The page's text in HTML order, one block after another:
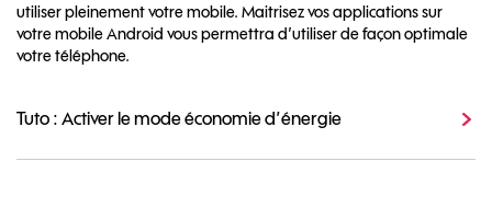
utiliser pleinement votre mobile. Maitrisez vos applications sur
votre mobile Android vous permettra d’utiliser de façon optimale
votre téléphone.
Tuto : Activer le mode économie d’énergie